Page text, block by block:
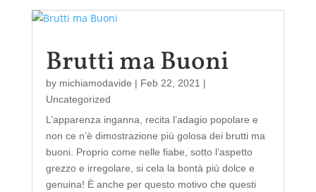
Brutti ma Buoni
by michiamodavide | Feb 22, 2021 |
Uncategorized
L’apparenza inganna, recita l’adagio popolare e
non ce n’è dimostrazione più golosa dei brutti ma
buoni. Proprio come nelle fiabe, sotto l’aspetto
grezzo e irregolare, si cela la bontà più dolce e
genuina! È anche per questo motivo che questi